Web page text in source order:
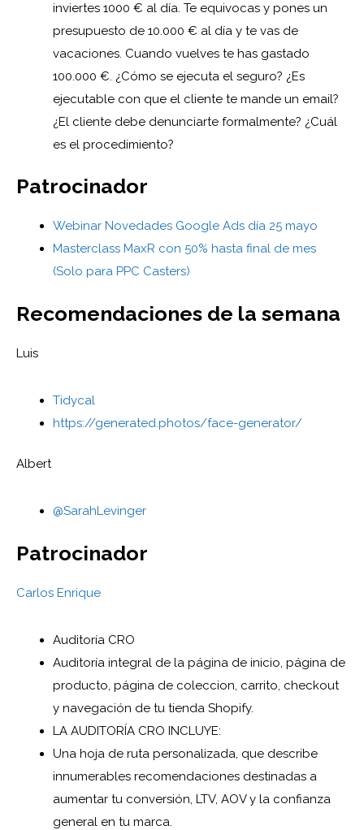
inviertes 1000 € al día. Te equivocas y pones un
presupuesto de 10.000 € al día y te vas de
vacaciones. Cuando vuelves te has gastado
100.000 €. ¿Cómo se ejecuta el seguro? ¿Es
ejecutable con que el cliente te mande un email?
¿El cliente debe denunciarte formalmente? ¿Cuál
es el procedimiento?
Patrocinador
Webinar Novedades Google Ads día 25 mayo
Masterclass MaxR con 50% hasta final de mes
(Solo para PPC Casters)
Recomendaciones de la semana
Luis
Tidycal
https://generated.photos/face-generator/
Albert
@SarahLevinger
Patrocinador
Carlos Enrique
Auditoría CRO
Auditoría integral de la página de inicio, página de
producto, página de coleccion, carrito, checkout
y navegación de tu tienda Shopify.
LA AUDITORÍA CRO INCLUYE:
Una hoja de ruta personalizada, que describe
innumerables recomendaciones destinadas a
aumentar tu conversión, LTV, AOV y la confianza
general en tu marca.